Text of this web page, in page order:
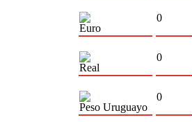
Euro
0
Real
0
Peso Uruguayo
0